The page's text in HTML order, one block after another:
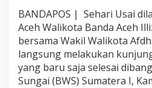
BANDAPOS | Sehari Usai
Aceh Walikota Banda Aceh
bersama Wakil Walikota
langsung melakukan
yang baru saja selesai
Sungai (BWS) Sumatera I,